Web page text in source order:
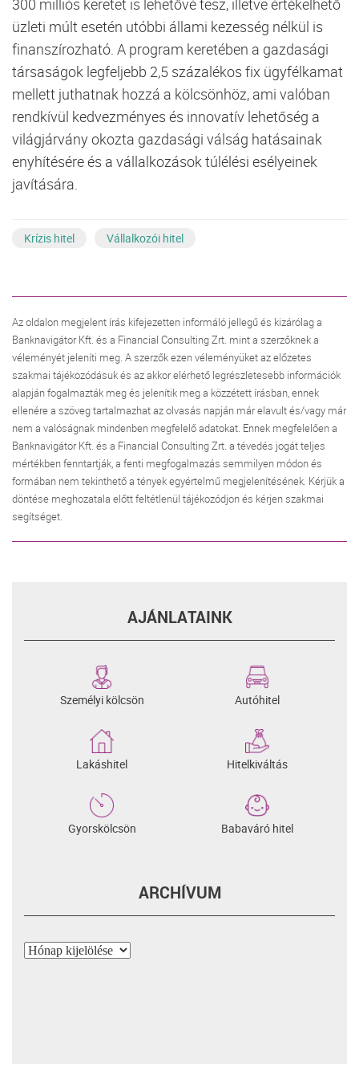
üzleti múlt esetén utóbbi állami kezesség nélkül is
finanszírozható. A program keretében a gazdasági
társaságok legfeljebb 2,5 százalékos fix ügyfélkamat
mellett juthatnak hozzá a kölcsönhöz, ami valóban
rendkívül kedvezményes és innovatív lehetőség a
világjárvány okozta gazdasági válság hatásainak
enyhítésére és a vállalkozások túlélési esélyeinek
javítására.
Krízis hitel Vállalkozói hitel
Az oldalon megjelent írás kifejezetten informáló jellegű és kizárólag a
Banknavigátor Kft. és a Financial Consulting Zrt. mint a szerzőknek a
véleményét jeleníti meg. A szerzők ezen véleményüket az előzetes
szakmai tájékozódásuk és az akkor elérhető legrészletesebb információk
alapján fogalmazták meg és jelenítik meg a közzétett írásban, ennek
ellenére a szöveg tartalmazhat az olvasás napján már elavult és/vagy már
nem a valóságnak mindenben megfelelő adatokat. Ennek megfelelően a
Banknavigátor Kft. és a Financial Consulting Zrt. a tévedés jogát teljes
mértékben fenntartják, a fenti megfogalmazás semmilyen módon és
formában nem tekinthető a tények egyértelmű megjelenítésének. Kérjük a
döntése meghozatala előtt feltétlenül tájékozódjon és kérjen szakmai
segítséget.
AJÁNLATAINK
Személyi kölcsön Autóhitel
Lakáshitel Hitelkiváltás
Gyorskölcsön Babaváró hitel
ARCHÍVUM
Archívum